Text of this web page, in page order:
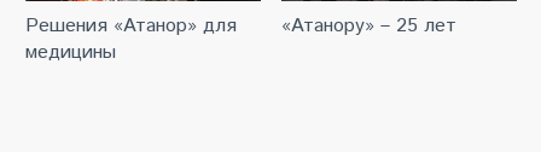
Решения «Атанор» для
медицины
«Атанору» – 25 лет